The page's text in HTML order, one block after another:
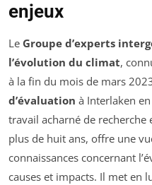
enjeux
Le Groupe d’experts
l’évolution du climat,
à la fin du mois de mars
d’évaluation à Interlaken
travail acharné de recherche
plus de huit ans, offre une
connaissances concernant
causes et impacts. Il met en